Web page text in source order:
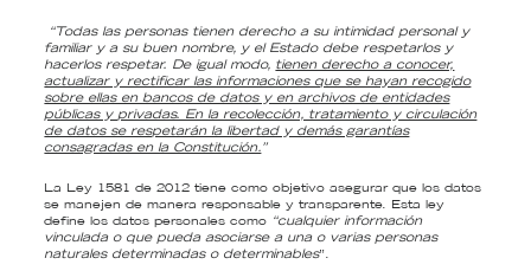
“Todas las personas tienen derecho a su intimidad personal y
familiar y a su buen nombre, y el Estado debe respetarlos y
hacerlos respetar. De igual modo, tienen derecho a conocer,
actualizar y rectificar las informaciones que se hayan recogido
sobre ellas en bancos de datos y en archivos de entidades
públicas y privadas. En la recolección, tratamiento y circulación
de datos se respetarán la libertad y demás garantías
consagradas en la Constitución.”
La Ley 1581 de 2012 tiene como objetivo asegurar que los datos
se manejen de manera responsable y transparente. Esta ley
define los datos personales como “cualquier información
vinculada o que pueda asociarse a una o varias personas
naturales determinadas o determinables”.